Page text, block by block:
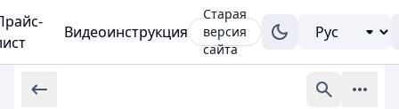
Видеоинструкция
Старая
версия
сайта